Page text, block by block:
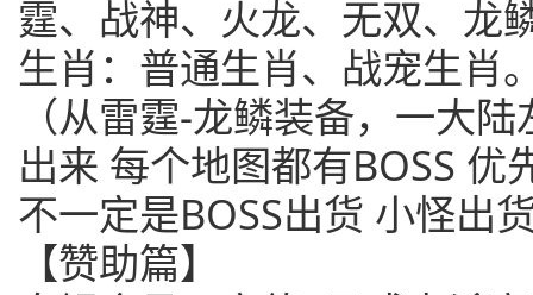
霆、战神、火龙、无双、龙
生肖：普通生肖、战宠生肖
（从雷霆-龙鳞装备，一大
出来 每个地图都有BOSS 优
不一定是BOSS出货 小怪出
【赞助篇】